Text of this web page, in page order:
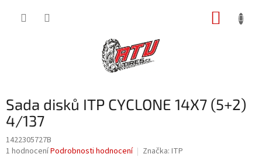
Sada disků ITP CYCLONE 14X7 (5+2)
4/137
1422305727B
Průměrné
1 hodnoceníPodrobnosti hodnocení Značka: ITP